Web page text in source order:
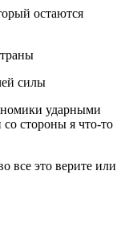
остаются
силы
ударными
стороны я что-то
все это верите или